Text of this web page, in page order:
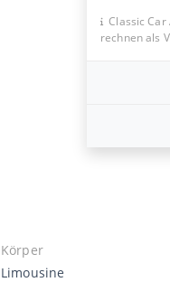
Classic
rechnen als
Körper
Limousine